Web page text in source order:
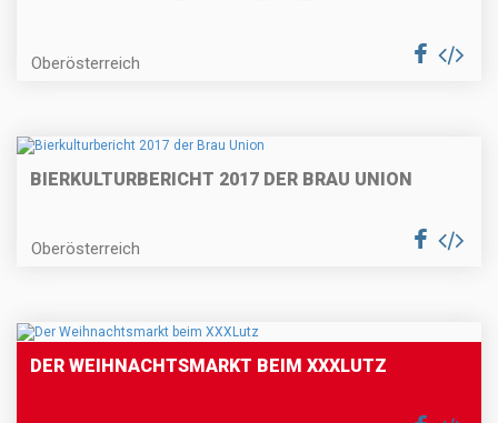
Oberösterreich
BIERKULTURBERICHT 2017 DER BRAU UNION
Oberösterreich
DER WEIHNACHTSMARKT BEIM XXXLUTZ